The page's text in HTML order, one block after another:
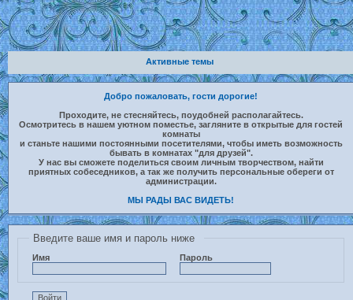
Активные темы
Добро пожаловать, гости дорогие!
Проходите, не стесняйтесь, поудобней располагайтесь.
Осмотритесь в нашем уютном поместье, загляните в открытые для гостей
комнаты
и станьте нашими постоянными посетителями, чтобы иметь возможность
бывать в комнатах "для друзей".
У нас вы сможете поделиться своим личным творчеством, найти
приятных собеседников, а так же получить персональные обереги от
администрации.
МЫ РАДЫ ВАС ВИДЕТЬ!
Введите ваше имя и пароль ниже
Имя Пароль